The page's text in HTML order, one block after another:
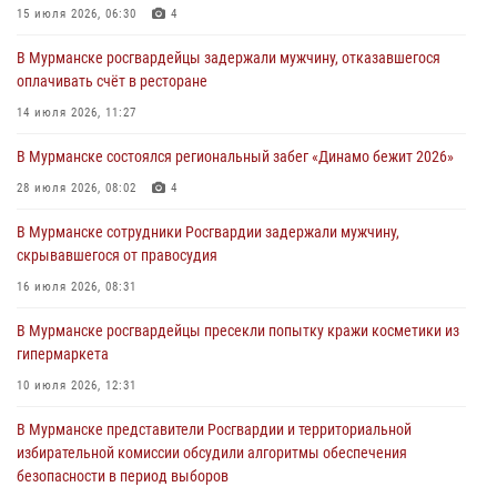
города Кандалакши
Сотрудники Росгвардии провели инструктаж по
антитеррористической защищенности для членов избирательных
31 июля 2026, 08:48 3
ресторане
30 июля 2026, 14:09
тактическое занятие совместно с МЧС России
30 июля 2026, 14:05
15 июля 2026, 06:30 4
В Мурманске росгвардейцы задержали мужчину, отказавшегося
оплачивать счёт в ресторане
14 июля 2026, 11:27
В Мурманске состоялся региональный забег «Динамо бежит 2026»
28 июля 2026, 08:02 4
В Мурманске сотрудники Росгвардии задержали мужчину,
скрывавшегося от правосудия
16 июля 2026, 08:31
В Мурманске росгвардейцы пресекли попытку кражи косметики из
гипермаркета
10 июля 2026, 12:31
В Мурманске представители Росгвардии и территориальной
избирательной комиссии обсудили алгоритмы обеспечения
безопасности в период выборов